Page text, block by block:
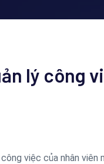
lý công
việc của nhân